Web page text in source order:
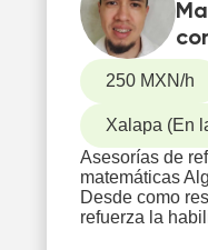
250 MXN/h
Xalapa (En
Asesorías de
matemáticas
Desde como
refuerza la